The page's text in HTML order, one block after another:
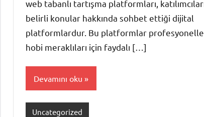
web tabanlı tartışma platformları,
belirli konular hakkında sohbet ettiği dijital
platformlardur. Bu platformlar
hobi meraklıları için faydalı […]
Devamını oku
Uncategorized